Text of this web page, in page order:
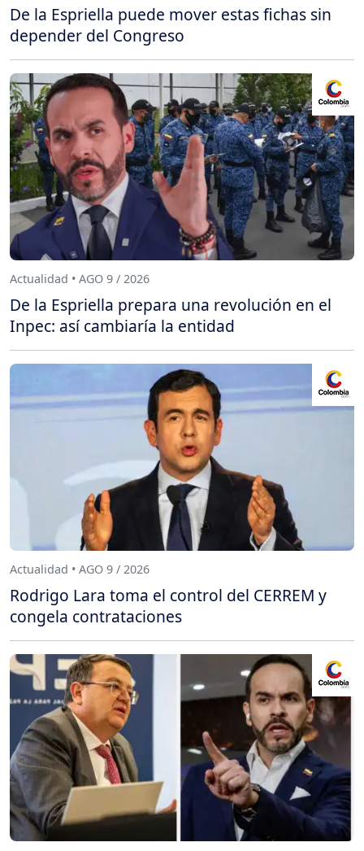
De la Espriella puede mover estas fichas sin
depender del Congreso
Actualidad • AGO 9 / 2026
De la Espriella prepara una revolución en el
Inpec: así cambiaría la entidad
Actualidad • AGO 9 / 2026
Rodrigo Lara toma el control del CERREM y
congela contrataciones